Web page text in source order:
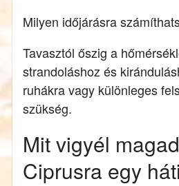
Milyen időjárásra
Tavasztól őszig a
strandoláshoz és
ruhákra vagy különleges
szükség.
Mit vigyél
Ciprusra egy